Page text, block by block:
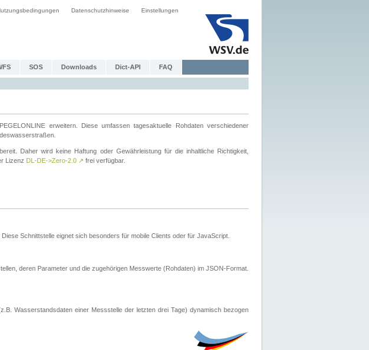
Datenschutzhinweise Einstellungen
SOS Downloads Dict-API FAQ
erweitern. Diese umfassen tagesaktuelle Rohdaten verschiedener
Daher wird keine Haftung oder Gewährleistung für die inhaltliche Richtigkeit,
Lizenz DL-DE->Zero-2.0 ↗ frei verfügbar.
Schnittstelle eignet sich besonders für mobile Clients oder für JavaScript.
deren Parameter und die zugehörigen Messwerte (Rohdaten) im JSON-Format.
Wasserstandsdaten einer Messstelle der letzten drei Tage) dynamisch bezogen